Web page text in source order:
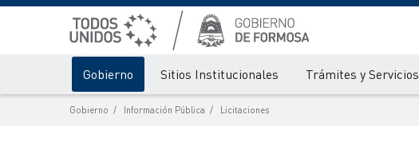
Gobierno Sitios Institucionales Trámites y Servicios
Gobierno Información Pública Licitaciones